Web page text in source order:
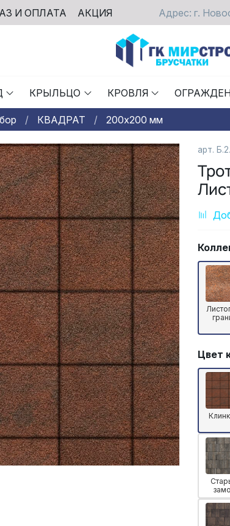
И ОПЛАТА АКЦИЯ Адрес: г.
КРЫЛЬЦО КРОВЛЯ
КВАДРАТ 200х200 мм
арт.
Цвет